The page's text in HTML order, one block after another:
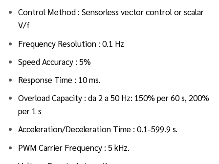
Control Method : Sensorless vector control or scalar
V/f
Frequency Resolution : 0.1 Hz
Speed Accuracy : 5%
Response Time : 10 ms.
Overload Capacity : da 2 a 50 Hz: 150% per 60 s, 200%
per 1 s
Acceleration/Deceleration Time : 0.1-599.9 s.
PWM Carrier Frequency : 5 kHz.